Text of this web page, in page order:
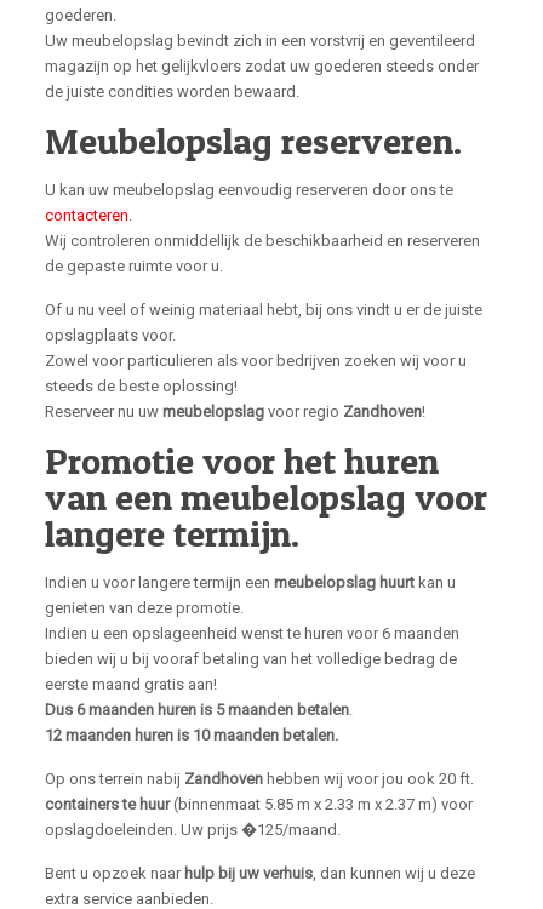
goederen.
Uw meubelopslag bevindt zich in een vorstvrij en geventileerd
magazijn op het gelijkvloers zodat uw goederen steeds onder
de juiste condities worden bewaard.
Meubelopslag reserveren.
U kan uw meubelopslag eenvoudig reserveren door ons te
contacteren.
Wij controleren onmiddellijk de beschikbaarheid en reserveren
de gepaste ruimte voor u.
Of u nu veel of weinig materiaal hebt, bij ons vindt u er de juiste
opslagplaats voor.
Zowel voor particulieren als voor bedrijven zoeken wij voor u
steeds de beste oplossing!
Reserveer nu uw meubelopslagvoor regio Zandhoven!
Promotie voor het huren
van een meubelopslag voor
langere termijn.
Indien u voor langere termijn een meubelopslag huurtkan u
genieten van deze promotie.
Indien u een opslageenheid wenst te huren voor 6 maanden
bieden wij u bij vooraf betaling van het volledige bedrag de
eerste maand gratis aan!
Dus 6 maanden huren is 5 maanden betalen.
12 maanden huren is 10 maanden betalen.
Op ons terrein nabij Zandhovenhebben wij voor jou ook 20 ft.
containers te huur(binnenmaat 5.85 m x 2.33 m x 2.37 m) voor
opslagdoeleinden. Uw prijs �125/maand.
Bent u opzoek naar hulp bij uw verhuis, dan kunnen wij u deze
extra service aanbieden.